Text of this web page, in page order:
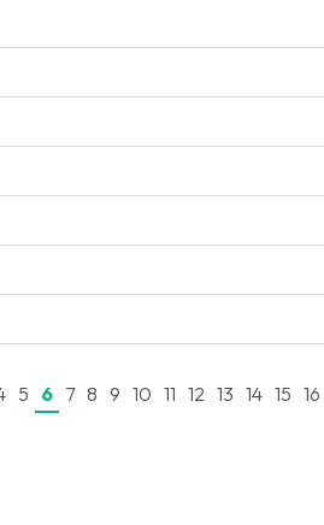
5 6 7 8 9 10 11 12 13 14 15 16